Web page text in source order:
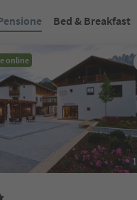
Bed & Breakfast
online
1